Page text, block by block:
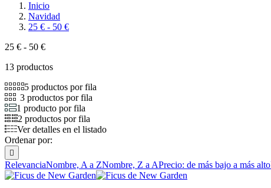
Inicio
Navidad
25 € - 50 €
25 € - 50 €
13 productos
5 productos por fila
3 productos por fila
1 producto por fila
2 productos por fila
Ver detalles en el listado
Ordenar por:

RelevanciaNombre, A a ZNombre, Z a APrecio: de más bajo a más alto